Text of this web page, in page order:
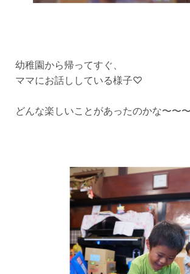
幼稚園から帰ってすぐ、
ママにお話ししている様子♡
どんな楽しいことがあったのかな〜〜